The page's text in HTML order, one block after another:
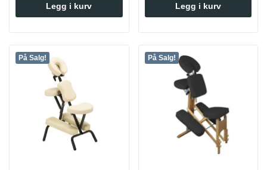
Legg i kurv Legg i kurv
På Salg! På Salg!